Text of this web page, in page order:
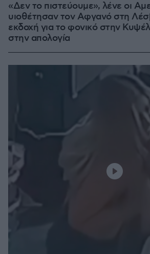
«Δεν το πιστεύουμε», λένε οι
υιοθέτησαν τον Αφγανό στη
εκδοχή για το φονικό στην
στην απολογία